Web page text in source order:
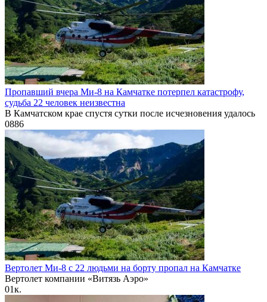
Пропавший вчера Ми-8 на Камчатке потерпел катастрофу,
судьба 22 человек неизвестна
В Камчатском крае спустя сутки после исчезновения удалось
0886
Вертолет Ми-8 с 22 людьми на борту пропал на Камчатке
Вертолет компании «Витязь Аэро»
01к.